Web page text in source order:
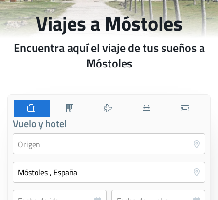
Viajes a Móstoles
Encuentra aquí el viaje de tus sueños a
Móstoles
Vuelo y hotel